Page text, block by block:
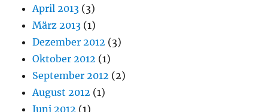
April 2013 (3)
März 2013 (1)
Dezember 2012 (3)
Oktober 2012 (1)
September 2012 (2)
August 2012 (1)
Juni 2012 (1)